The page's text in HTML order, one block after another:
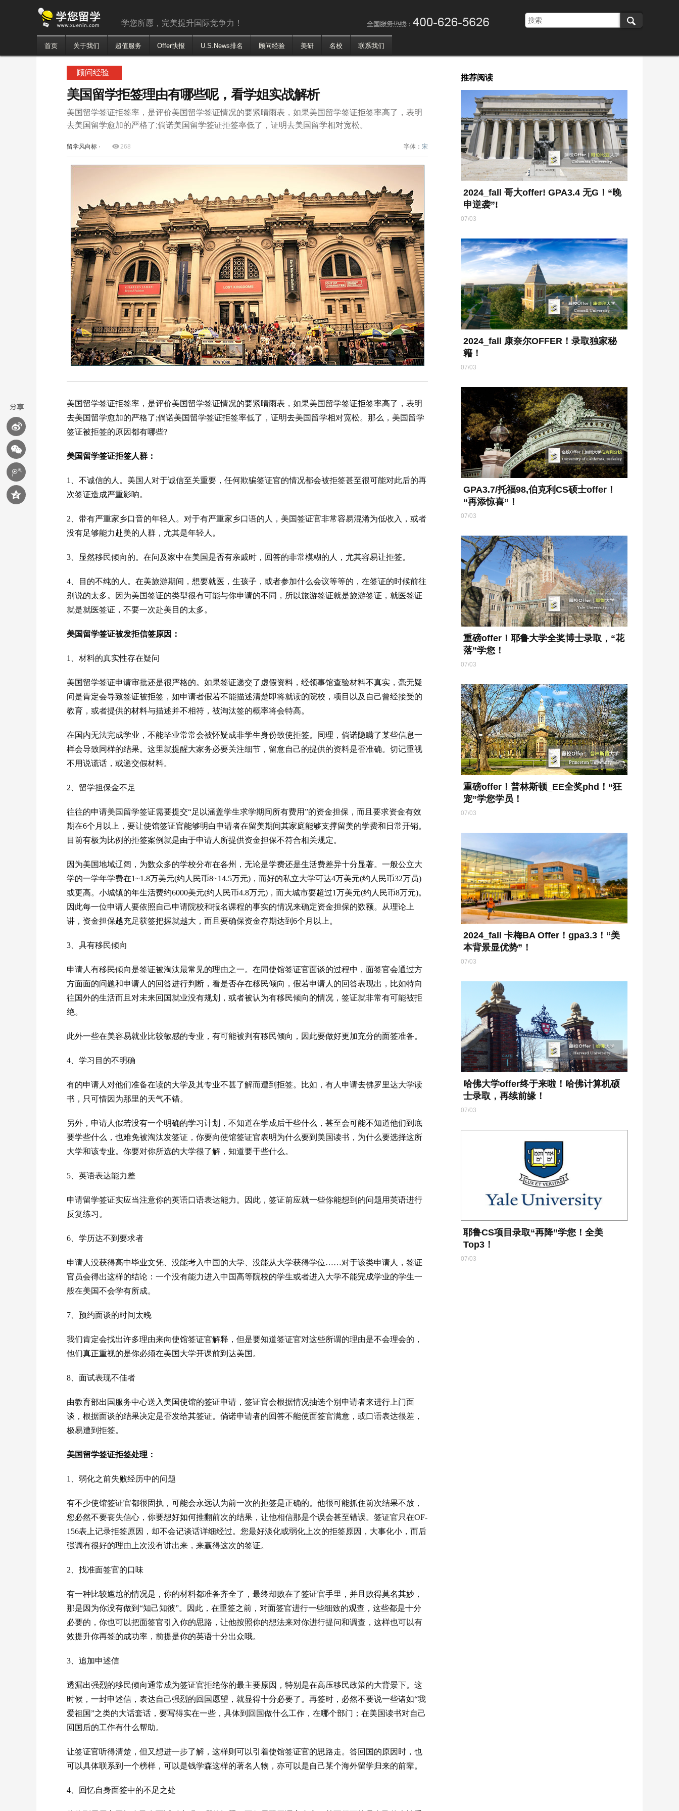
学您所愿，完美提升国际竞争力！
首页 关于我们 超值服务 Offer快报 U.S.News排名 顾问经验 美研 名校 联系我们
顾问经验
美国留学拒签理由有哪些呢，看学姐实战解析
美国留学签证拒签率，是评价美国留学签证情况的要紧晴雨表，如果美国留学签证拒签率高了，表明
去美国留学愈加的严格了;倘诺美国留学签证拒签率低了，证明去美国留学相对宽松。
留学风向标 · 268 字体： 宋
美国留学签证拒签率，是评价美国留学签证情况的要紧晴雨表，如果美国留学签证拒签率高了，表明
去美国留学愈加的严格了;倘诺美国留学签证拒签率低了，证明去美国留学相对宽松。那么，美国留学
签证被拒签的原因都有哪些?
美国留学签证拒签人群：
1、不诚信的人。美国人对于诚信至关重要，任何欺骗签证官的情况都会被拒签甚至很可能对此后的再
次签证造成严重影响。
2、带有严重家乡口音的年轻人。对于有严重家乡口语的人，美国签证官非常容易混淆为低收入，或者
没有足够能力赴美的人群，尤其是年轻人。
3、显然移民倾向的。在问及家中在美国是否有亲戚时，回答的非常模糊的人，尤其容易让拒签。
4、目的不纯的人。在美旅游期间，想要就医，生孩子，或者参加什么会议等等的，在签证的时候前往
别说的太多。因为美国签证的类型很有可能与你申请的不同，所以旅游签证就是旅游签证，就医签证
就是就医签证，不要一次赴美目的太多。
美国留学签证被发拒信签原因：
1、材料的真实性存在疑问
美国留学签证申请审批还是很严格的。如果签证递交了虚假资料，经领事馆查验材料不真实，毫无疑
问是肯定会导致签证被拒签，如申请者假若不能描述清楚即将就读的院校，项目以及自己曾经接受的
教育，或者提供的材料与描述并不相符，被淘汰签的概率将会特高。
在国内无法完成学业，不能毕业常常会被怀疑成非学生身份致使拒签。同理，倘诺隐瞒了某些信息一
样会导致同样的结果。这里就提醒大家务必要关注细节，留意自己的提供的资料是否准确。切记重视
不用说谎话，或递交假材料。
2、留学担保金不足
往往的申请美国留学签证需要提交“足以涵盖学生求学期间所有费用”的资金担保，而且要求资金有效
期在6个月以上，要让使馆签证官能够明白申请者在留美期间其家庭能够支撑留美的学费和日常开销。
目前有极为比例的拒签案例就是由于申请人所提供资金担保不符合相关规定。
因为美国地域辽阔，为数众多的学校分布在各州，无论是学费还是生活费差异十分显著。一般公立大
学的一学年学费在1~1.8万美元(约人民币8~14.5万元)，而好的私立大学可达4万美元(约人民币32万员)
或更高。小城镇的年生活费约6000美元(约人民币4.8万元)，而大城市要超过1万美元(约人民币8万元)。
因此每一位申请人要依照自己申请院校和报名课程的事实的情况来确定资金担保的数额。从理论上
讲，资金担保越充足获签把握就越大，而且要确保资金存期达到6个月以上。
3、具有移民倾向
申请人有移民倾向是签证被淘汰最常见的理由之一。在同使馆签证官面谈的过程中，面签官会通过方
方面面的问题和申请人的回答进行判断，看是否存在移民倾向，假若申请人的回答表现出，比如特向
往国外的生活而且对未来回国就业没有规划，或者被认为有移民倾向的情况，签证就非常有可能被拒
绝。
此外一些在美容易就业比较敏感的专业，有可能被判有移民倾向，因此要做好更加充分的面签准备。
4、学习目的不明确
有的申请人对他们准备在读的大学及其专业不甚了解而遭到拒签。比如，有人申请去佛罗里达大学读
书，只可惜因为那里的天气不错。
另外，申请人假若没有一个明确的学习计划，不知道在学成后干些什么，甚至会可能不知道他们到底
要学些什么，也难免被淘汰发签证，你要向使馆签证官表明为什么要到美国读书，为什么要选择这所
大学和该专业。你要对你所选的大学很了解，知道要干些什么。
5、英语表达能力差
申请留学签证实应当注意你的英语口语表达能力。因此，签证前应就一些你能想到的问题用英语进行
反复练习。
6、学历达不到要求者
申请人没获得高中毕业文凭、没能考入中国的大学、没能从大学获得学位……对于该类申请人，签证
官员会得出这样的结论：一个没有能力进入中国高等院校的学生或者进入大学不能完成学业的学生一
般在美国不会学有所成。
7、预约面谈的时间太晚
我们肯定会找出许多理由来向使馆签证官解释，但是要知道签证官对这些所谓的理由是不会理会的，
他们真正重视的是你必须在美国大学开课前到达美国。
8、面试表现不佳者
由教育部出国服务中心送入美国使馆的签证申请，签证官会根据情况抽选个别申请者来进行上门面
谈，根据面谈的结果决定是否发给其签证。倘诺申请者的回答不能使面签官满意，或口语表达很差，
极易遭到拒签。
美国留学签证拒签处理：
1、弱化之前失败经历中的问题
有不少使馆签证官都很固执，可能会永远认为前一次的拒签是正确的。他很可能抓住前次结果不放，
您必然不要丧失信心，你要想好如何推翻前次的结果，让他相信那是个误会甚至错误。签证官只在OF-
156表上记录拒签原因，却不会记谈话详细经过。您最好淡化或弱化上次的拒签原因，大事化小，而后
强调有很好的理由上次没有讲出来，来赢得这次的签证。
2、找准面签官的口味
有一种比较尴尬的情况是，你的材料都准备齐全了，最终却败在了签证官手里，并且败得莫名其妙，
那是因为你没有做到“知己知彼”。因此，在重签之前，对面签官进行一些细致的观查，这些都是十分
必要的，你也可以把面签官引入你的思路，让他按照你的想法来对你进行提问和调查，这样也可以有
效提升你再签的成功率，前提是你的英语十分出众哦。
3、追加申述信
透漏出强烈的移民倾向通常成为签证官拒绝你的最主要原因，特别是在高压移民政策的大背景下。这
时候，一封申述信，表达自己强烈的回国愿望，就显得十分必要了。再签时，必然不要说一些诸如“我
爱祖国”之类的大话套话，要写得实在一些，具体到回国做什么工作，在哪个部门；在美国读书对自己
回国后的工作有什么帮助。
让签证官听得清楚，但又想进一步了解，这样则可以引着使馆签证官的思路走。答回国的原因时，也
可以具体联系到一个榜样，可以是钱学森这样的著名人物，亦可以是自己某个海外留学归来的前辈。
4、回忆自身面签中的不足之处
推荐阅读
2024_fall 哥大offer! GPA3.4 无G！“晚
申逆袭”!
07/03
2024_fall 康奈尔OFFER！录取独家秘
籍！
07/03
GPA3.7/托福98,伯克利CS硕士offer！
“再添惊喜”！
07/03
重磅offer！耶鲁大学全奖博士录取，“花
落”学您！
07/03
重磅offer！普林斯顿_EE全奖phd！“狂
宠”学您学员！
07/03
2024_fall 卡梅BA Offer！gpa3.3！“美
本背景显优势”！
07/03
哈佛大学offer终于来啦！哈佛计算机硕
士录取，再续前缘！
07/03
耶鲁CS项目录取“再降”学您！全美
Top3！
07/03